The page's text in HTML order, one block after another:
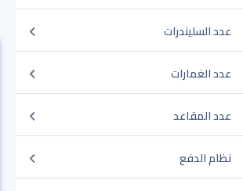
عدد السليندرات
عدد الغمارات
عدد المقاعد
نظام الدفع